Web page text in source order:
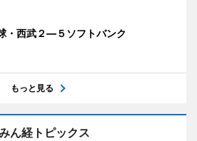
・西武２―５ソフトバンク
もっと見る
ん経トピックス